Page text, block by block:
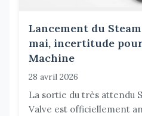
Lancement du
mai, incertitude
Machine
28 avril 2026
La sortie du très attendu
Valve est officiellement